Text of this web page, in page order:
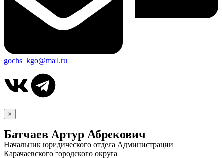
gochs_kgo@mail.ru
×
Батчаев Артур Абрекович
Начальник юридического отдела Администрации
Карачаевского городского округа